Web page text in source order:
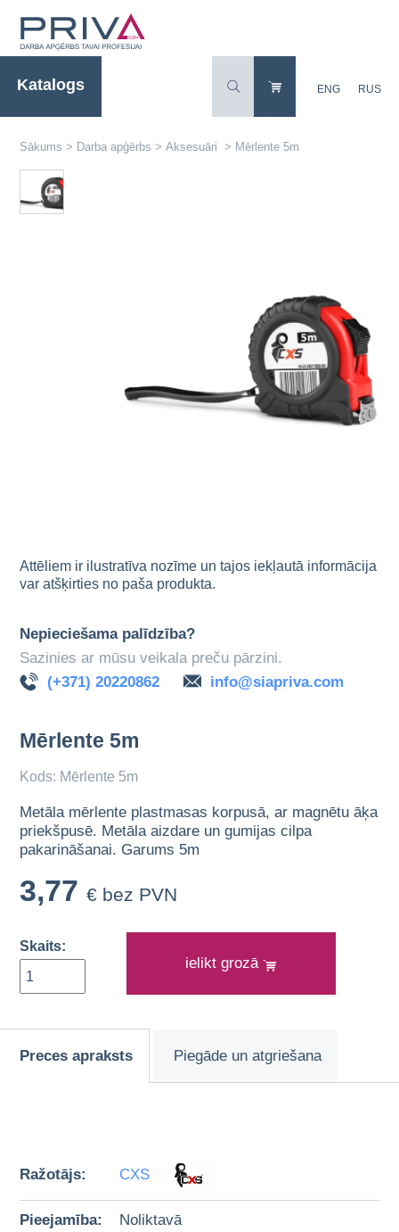
Katalogs ENG RUS
Sākums > Darba apģērbs > Aksesuāri > Mērlente 5m
Attēliem ir ilustratīva nozīme un tajos iekļautā informācija
var atšķirties no paša produkta.
Nepieciešama palīdzība?
Sazinies ar mūsu veikala preču pārzini.
(+371) 20220862
info@siapriva.com
Mērlente 5m
Kods: Mērlente 5m
Metāla mērlente plastmasas korpusā, ar magnētu āķa
priekšpusē. Metāla aizdare un gumijas cilpa
pakarināšanai. Garums 5m
3,77 € bez PVN
Skaits:
ielikt grozā
Preces apraksts Piegāde un atgriešana
Ražotājs: CXS
Pieejamība: Noliktavā